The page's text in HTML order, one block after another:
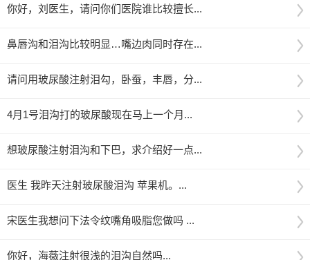
你好，刘医生，请问你们医院谁比较擅长...
鼻唇沟和泪沟比较明显…嘴边肉同时存在...
请问用玻尿酸注射泪勾，卧蚕，丰唇，分...
4月1号泪沟打的玻尿酸现在马上一个月...
想玻尿酸注射泪沟和下巴，求介绍好一点...
医生 我昨天注射玻尿酸泪沟 苹果机。...
宋医生我想问下法令纹嘴角吸脂您做吗 ...
你好，海薇注射很浅的泪沟自然吗...